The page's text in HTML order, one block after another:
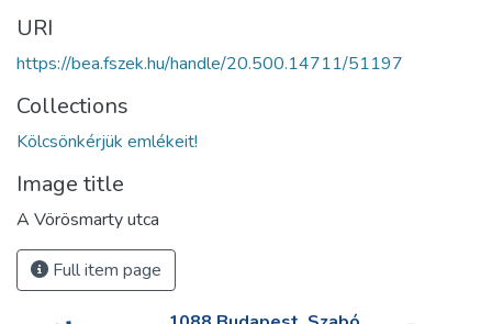
URI
https://bea.fszek.hu/handle/20.500.14711/51197
Collections
Kölcsönkérjük emlékeit!
Image title
A Vörösmarty utca
Full item page